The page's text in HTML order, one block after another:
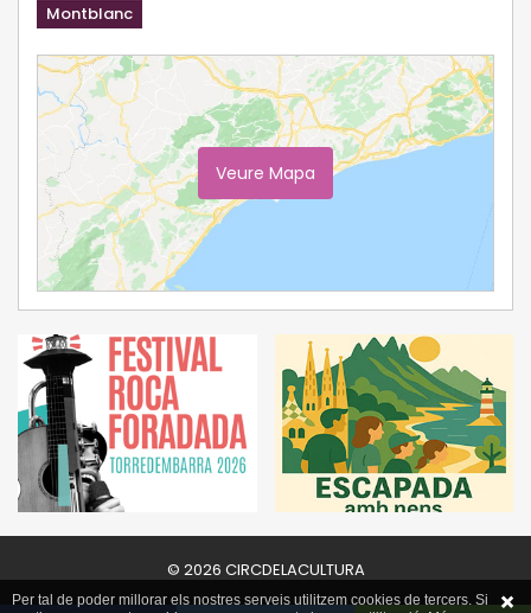
Montblanc
Veure Mapa
© 2026 CIRCDELACULTURA
Per tal de poder millorar els nostres serveis utilitzem cookies de tercers. Si